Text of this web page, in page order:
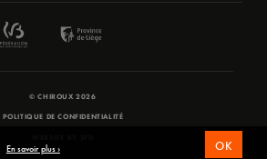
© CHIROUX 2026
POLITIQUE DE CONFIDENTIALITÉ
En savoir plus › OK